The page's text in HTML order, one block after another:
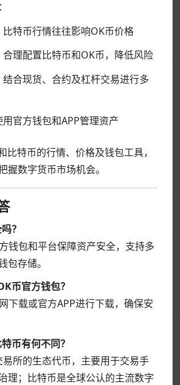
比特币行情往往影响OK币价格
合理配置比特币和OK币，降低风险
结合现货、合约及杠杆交易进行多
用官方钱包和APP管理资产
比特币的行情、价格及钱包工具，
握数字货币市场机会。
？
钱包和平台保障资产安全，支持多
包存储。
币官方钱包？
下载或官方APP进行下载，确保安
币有何不同？
所的生态代币，主要用于交易手
理；比特币是全球公认的主流数字